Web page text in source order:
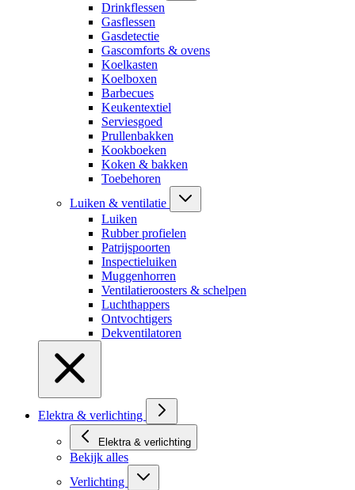
Drinkflessen
Gasflessen
Gasdetectie
Gascomforts & ovens
Koelkasten
Koelboxen
Barbecues
Keukentextiel
Serviesgoed
Prullenbakken
Kookboeken
Koken & bakken
Toebehoren
Luiken & ventilatie
Luiken
Rubber profielen
Patrijspoorten
Inspectieluiken
Muggenhorren
Ventilatieroosters & schelpen
Luchthappers
Ontvochtigers
Dekventilatoren
Elektra & verlichting
Elektra & verlichting
Bekijk alles
Verlichting